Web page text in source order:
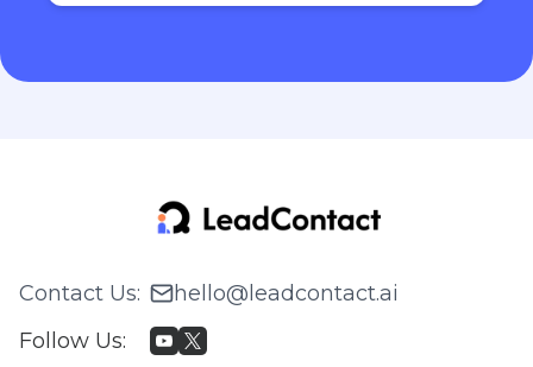
Contact Us:
hello@leadcontact.ai
Follow Us: